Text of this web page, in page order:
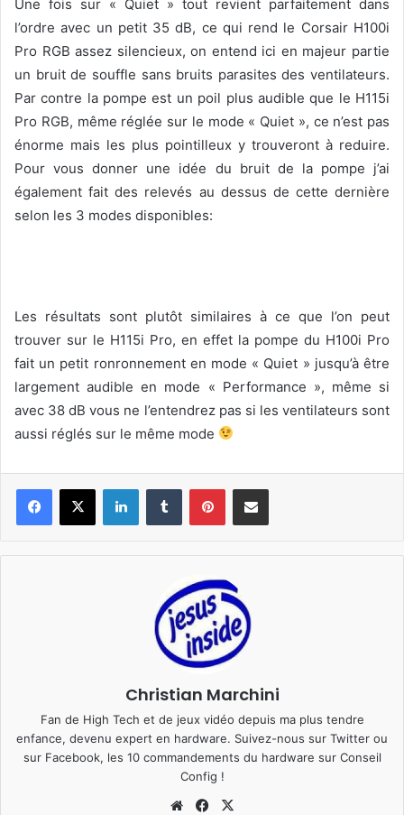
Une fois sur « Quiet » tout revient parfaitement dans
l’ordre avec un petit 35 dB, ce qui rend le Corsair H100i
Pro RGB assez silencieux, on entend ici en majeur partie
un bruit de souffle sans bruits parasites des ventilateurs.
Par contre la pompe est un poil plus audible que le H115i
Pro RGB, même réglée sur le mode « Quiet », ce n’est pas
énorme mais les plus pointilleux y trouveront à reduire.
Pour vous donner une idée du bruit de la pompe j’ai
également fait des relevés au dessus de cette dernière
selon les 3 modes disponibles:
Les résultats sont plutôt similaires à ce que l’on peut
trouver sur le H115i Pro, en effet la pompe du H100i Pro
fait un petit ronronnement en mode « Quiet » jusqu’à être
largement audible en mode « Performance », même si
avec 38 dB vous ne l’entendrez pas si les ventilateurs sont
aussi réglés sur le même mode
Christian Marchini
Fan de High Tech et de jeux vidéo depuis ma plus tendre
enfance, devenu expert en hardware. Suivez-nous sur Twitter ou
sur Facebook, les 10 commandements du hardware sur Conseil
Config !
We
Fa